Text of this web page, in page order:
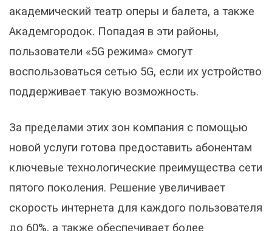
академический театр оперы и балета, а также
Академгородок. Попадая в эти районы,
пользователи «5G режима» смогут
воспользоваться сетью 5G, если их устройство
поддерживает такую возможность.
За пределами этих зон компания с помощью
новой услуги готова предоставить абонентам
ключевые технологические преимущества сети
пятого поколения. Решение увеличивает
скорость интернета для каждого пользователя
до 60%, а также обеспечивает более